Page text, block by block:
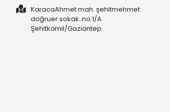
KaracaAhmet mah. şehitmehmet
doğruer sokak. no:1/A
Şehitkamil/Gaziantep